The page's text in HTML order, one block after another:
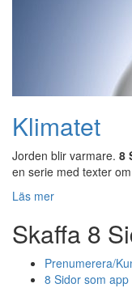
Klimatet
Jorden blir varmare. 8
en serie med texter
Läs mer
Skaffa 8
Prenumerera/
8 Sidor som app